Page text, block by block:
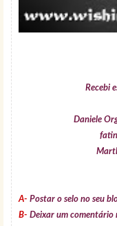
Recebi
Daniele
A- Postar o selo no seu
B- Deixar um comentário